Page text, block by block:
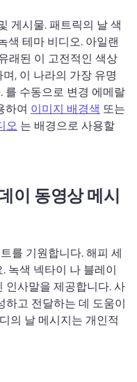
게시물. 패트릭의 날 색
색 테마 비디오. 아일랜
래된 이 고전적인 색상
, 이 나라의 가장 유명
를 수동으로 변경 에메랄
하여 이미지 배경색 또는
오 는 배경으로 사용할
이 동영상 메시
를 기원합니다. 해피 세
. 녹색 넥타이 나 블레이
인사말을 제공합니다. 사
하고 전달하는 데 도움이
의 날 메시지는 개인적